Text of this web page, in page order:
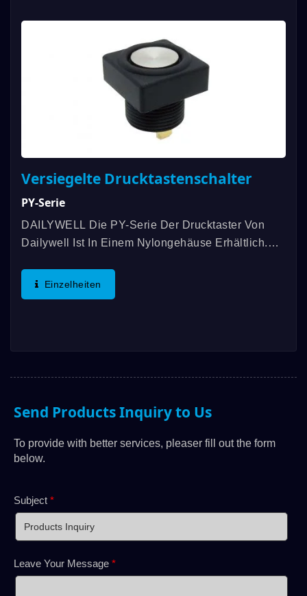
Versiegelte Drucktastenschalter
PY-Serie
DAILYWELL Die PY-Serie Der Drucktaster Von
Dailywell Ist In Einem Nylongehäuse Erhältlich.
Gewindepanelmontage Und Ist Nach IP67-
Standard Abgedichtet....
Einzelheiten